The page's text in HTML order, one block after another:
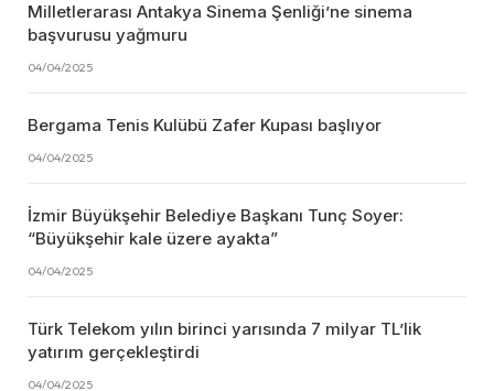
Milletlerarası Antakya Sinema Şenliği’ne sinema
başvurusu yağmuru
04/04/2025
Bergama Tenis Kulübü Zafer Kupası başlıyor
04/04/2025
İzmir Büyükşehir Belediye Başkanı Tunç Soyer:
“Büyükşehir kale üzere ayakta”
04/04/2025
Türk Telekom yılın birinci yarısında 7 milyar TL’lik
yatırım gerçekleştirdi
04/04/2025